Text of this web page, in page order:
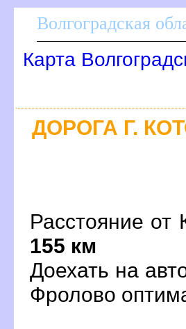
олгоградская
Карта
ДОРОГА Г.
Расстояние от
155 км
Доехать на
Фролово